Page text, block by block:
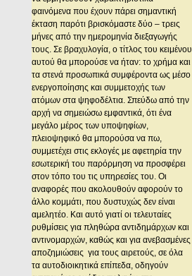
φαινόμενα που έχουν πάρει σημαντική
έκταση παρότι βρισκόμαστε δύο – τρεις
μήνες από την ημερομηνία διεξαγωγής
τους. Σε βραχυλογία, ο τίτλος του κειμένου
αυτού θα μπορούσε να ήταν: το χρήμα και
τα στενά προσωπικά συμφέροντα ως μέσο
ενεργοποίησης και συμμετοχής των
ατόμων στα ψηφοδέλτια. Σπεύδω από την
αρχή να σημειώσω εμφαντικά, ότι ένα
μεγάλο μέρος των υποψηφίων,
πλειοψηφικό θα μπορούσα να πω,
συμμετέχει στις εκλογές με αφετηρία την
εσωτερική του παρόρμηση να προσφέρει
στον τόπο του τις υπηρεσίες του. Οι
αναφορές που ακολουθούν αφορούν το
άλλο κομμάτι, που δυστυχώς δεν είναι
αμελητέο. Και αυτό γιατί οι τελευταίες
ρυθμίσεις για πληθώρα αντιδημάρχων και
αντινομαρχών, καθώς και για ανεβασμένες
αποζημιώσεις για τους αιρετούς, σε όλα
τα αυτοδιοικητικά επίπεδα, οδηγούν